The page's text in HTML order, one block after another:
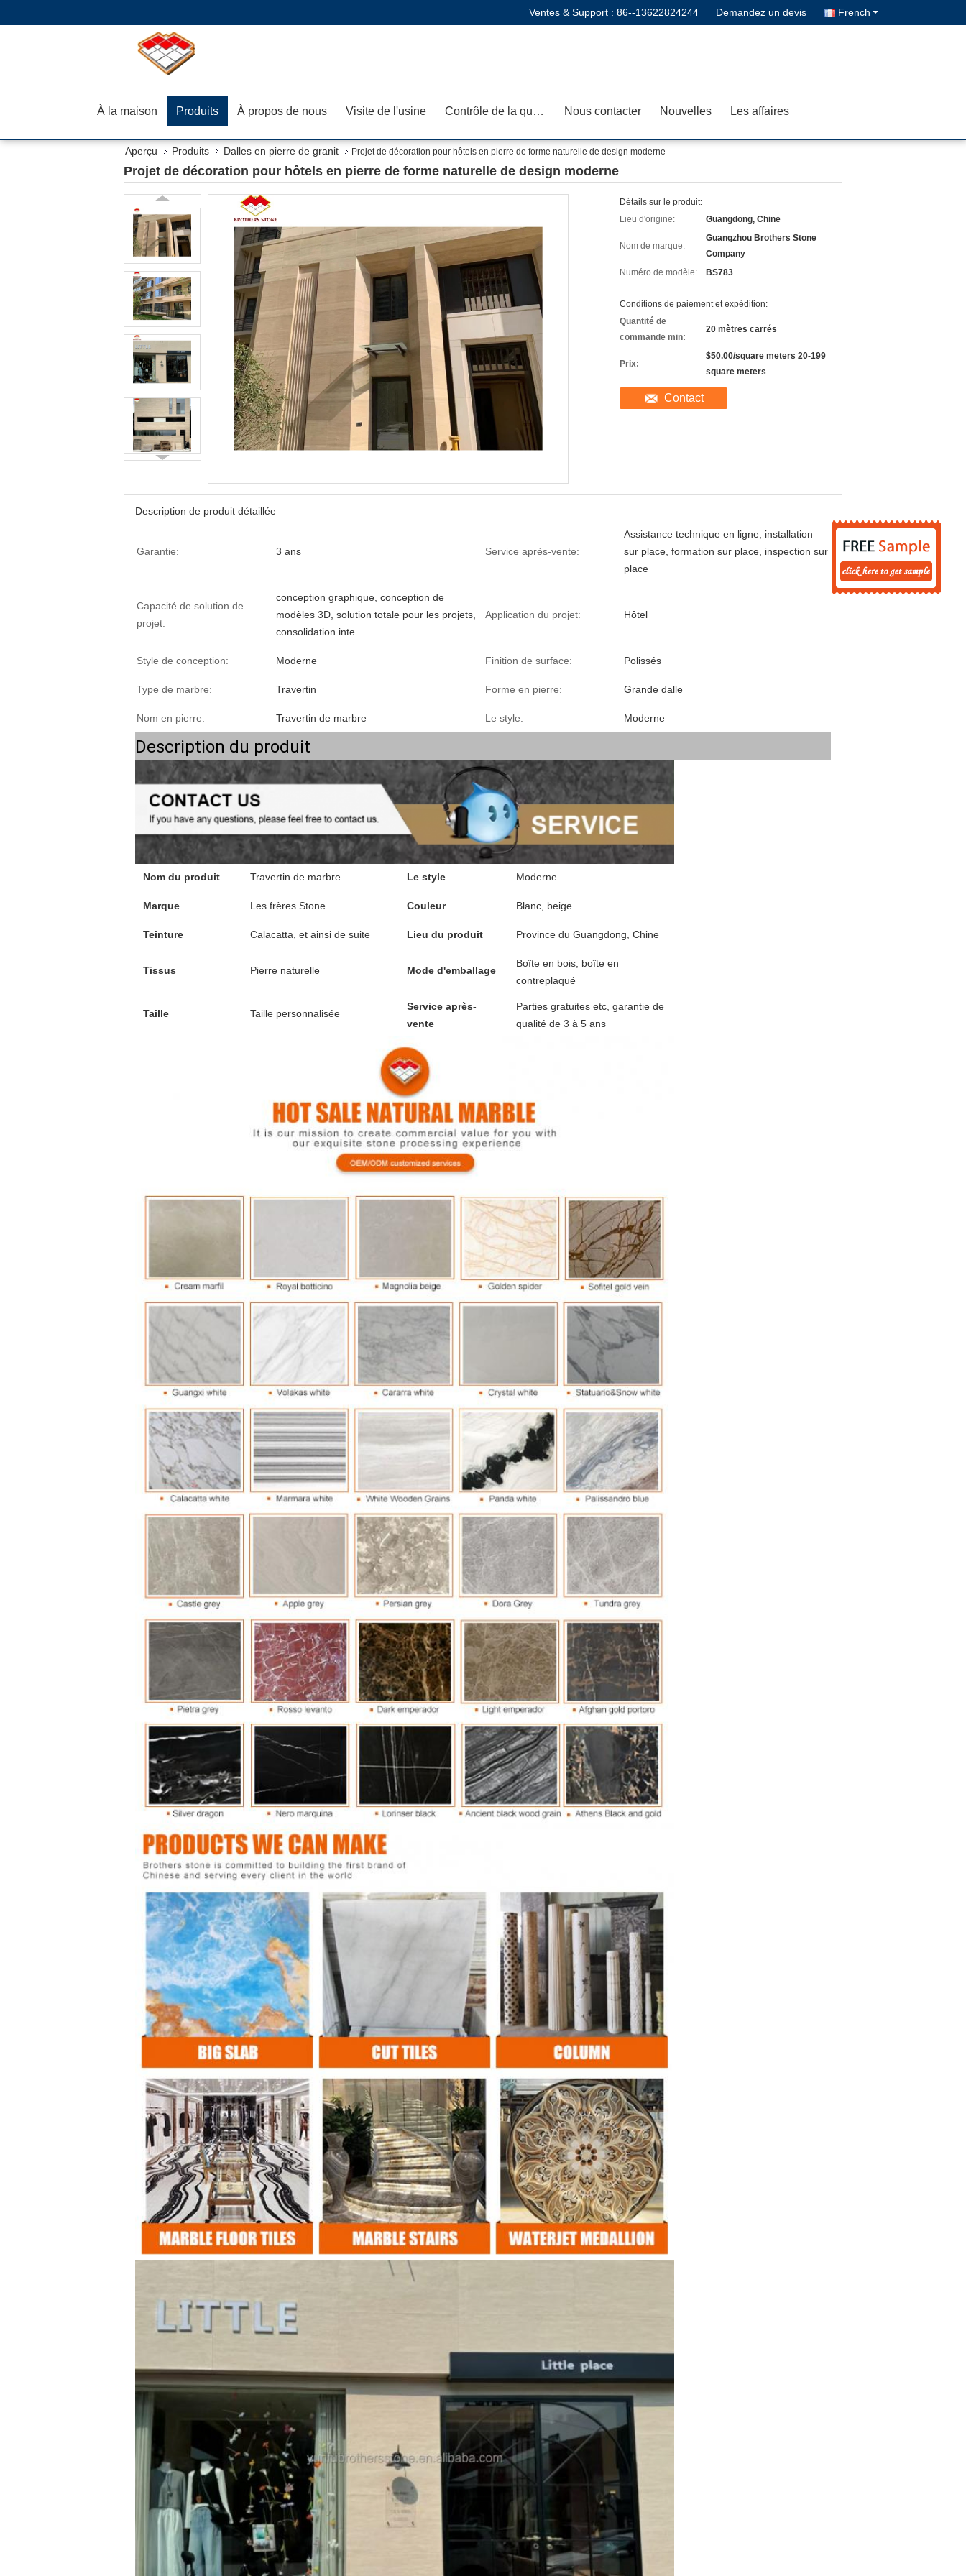
Laisser un message
Nous vous rappellerons bientôt!
SOUMETTRE
Ventes & Support : 86--13622824244 Demandez un devis French
À la maison Produits À propos de nous Visite de l'usine Contrôle de la qualité Nous contacter Nouvelles Les affaires
Aperçu Produits Dalles en pierre de granit Projet de décoration pour hôtels en pierre de forme naturelle de design moderne
Projet de décoration pour hôtels en pierre de forme naturelle de design moderne
Détails sur le produit:
Lieu d'origine:
Guangdong, Chine
Nom de marque:
Guangzhou Brothers Stone
Company
Numéro de modèle:
BS783
Conditions de paiement et expédition:
Quantité de
commande min:
20 mètres carrés
Prix:
$50.00/square meters 20-199
square meters
Contact
Description de produit détaillée
Garantie: 3 ans Service après-vente:
Assistance technique en ligne, installation
sur place, formation sur place, inspection sur
place
Capacité de solution de
projet:
conception graphique, conception de
modèles 3D, solution totale pour les projets,
consolidation inte
Application du projet: Hôtel
Style de conception: Moderne Finition de surface: Polissés
Type de marbre: Travertin Forme en pierre: Grande dalle
Nom en pierre: Travertin de marbre Le style: Moderne
Description du produit
Nom du produit Travertin de marbre Le style Moderne
Marque Les frères Stone Couleur Blanc, beige
Teinture Calacatta, et ainsi de suite Lieu du produit Province du Guangdong, Chine
Tissus Pierre naturelle Mode d'emballage
Boîte en bois, boîte en
contreplaqué
Taille Taille personnalisée
Service après-
vente
Parties gratuites etc, garantie de
qualité de 3 à 5 ans